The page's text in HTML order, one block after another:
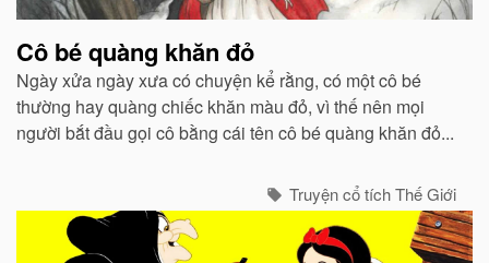
Cô bé quàng khăn đỏ
Ngày xửa ngày xưa có chuyện kể rằng, có một cô bé
thường hay quàng chiếc khăn màu đỏ, vì thế nên mọi
người bắt đầu gọi cô bằng cái tên cô bé quàng khăn đỏ...
Truyện cổ tích Thế Giới